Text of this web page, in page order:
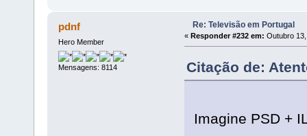
pdnf
Hero Member
Mensagens: 8114
Re: Televisão em Portugal
« Responder #232 em: Outubro
Citação de:
Imagine PSD +